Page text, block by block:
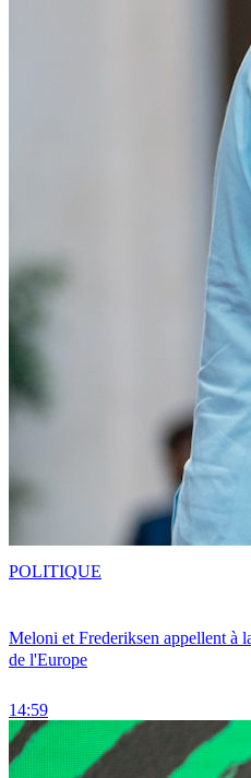
Meloni et Frederiksen appellent à
de l'Europe
14:59
POLITIQUE